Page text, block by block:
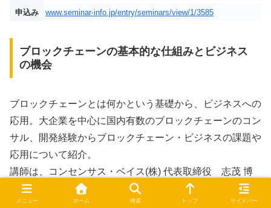
申込み
www.seminar-info.jp/entry/seminars/view/1/3585
ブロックチェーンの基本的な仕組みとビジネス
の機会
ブロックチェーンとは何かという基礎から、ビジネスへの
応用。大企業を中心に国内有数のブロックチェーンのコン
サル、開発経験からブロックチェーン・ビジネスの課題や
応用について紹介。
講師は、コンセンサス・ベイス(株) 代表取締役 志茂 博
メニュー ホーム 検索 トップ サイドバー